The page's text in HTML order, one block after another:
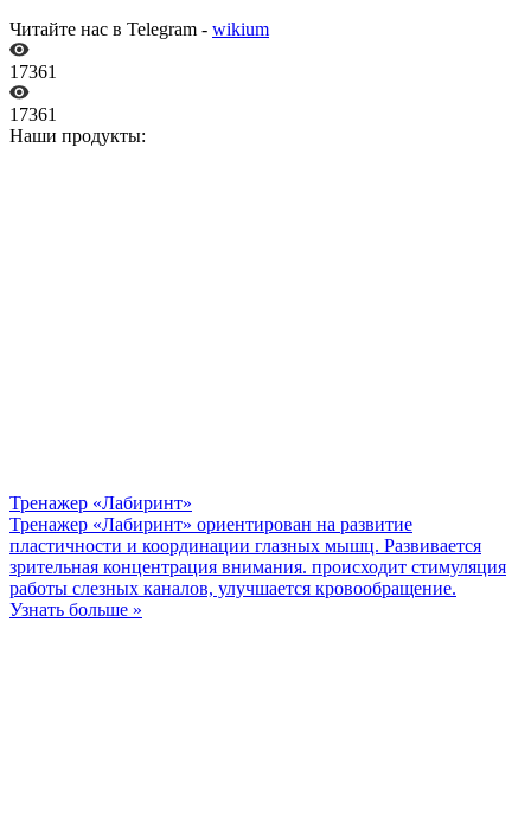
Читайте нас в Telegram - wikium
17361
17361
Наши продукты:
Тренажер «Лабиринт»
Тренажер «Лабиринт» ориентирован на развитие
пластичности и координации глазных мышц. Развивается
зрительная концентрация внимания. происходит стимуляция
работы слезных каналов, улучшается кровообращение.
Узнать больше »